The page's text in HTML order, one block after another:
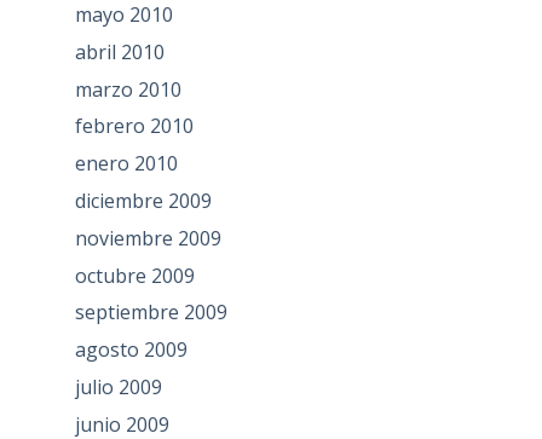
mayo 2010
abril 2010
marzo 2010
febrero 2010
enero 2010
diciembre 2009
noviembre 2009
octubre 2009
septiembre 2009
agosto 2009
julio 2009
junio 2009